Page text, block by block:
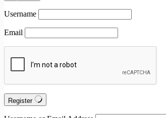
Username
Email
Register